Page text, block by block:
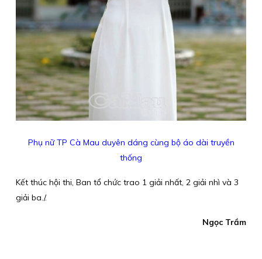
Phụ nữ TP Cà Mau duyên dáng cùng bộ áo dài truyền
thống
Kết thúc hội thi, Ban tổ chức trao 1 giải nhất, 2 giải nhì và 3
giải ba./.
Ngọc Trầm